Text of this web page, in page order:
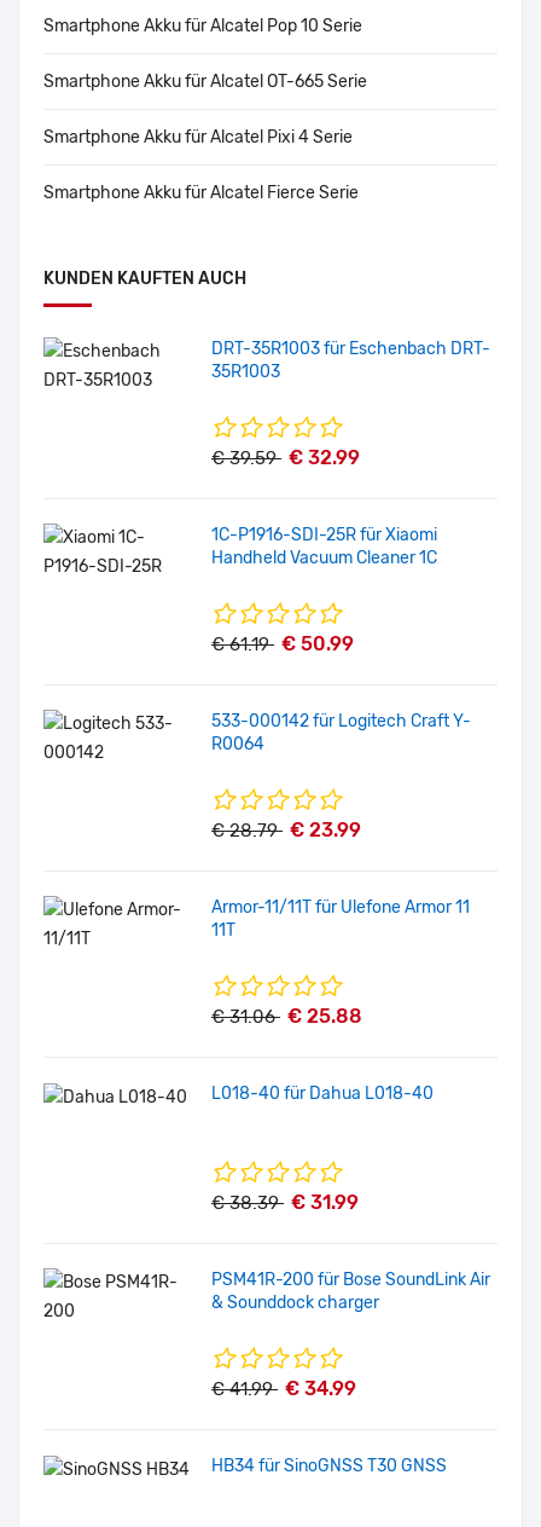
Smartphone Akku für Alcatel Pop 10 Serie
Smartphone Akku für Alcatel OT-665 Serie
Smartphone Akku für Alcatel Pixi 4 Serie
Smartphone Akku für Alcatel Fierce Serie
KUNDEN KAUFTEN AUCH
DRT-35R1003 für Eschenbach DRT-
35R1003
€ 39.59 € 32.99
1C-P1916-SDI-25R für Xiaomi
Handheld Vacuum Cleaner 1C
€ 61.19 € 50.99
533-000142 für Logitech Craft Y-
R0064
€ 28.79 € 23.99
Armor-11/11T für Ulefone Armor 11
11T
€ 31.06 € 25.88
L018-40 für Dahua L018-40
€ 38.39 € 31.99
PSM41R-200 für Bose SoundLink Air
& Sounddock charger
€ 41.99 € 34.99
HB34 für SinoGNSS T30 GNSS